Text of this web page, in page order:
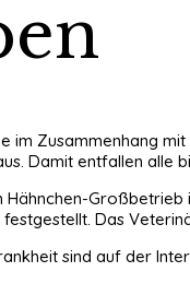
im Zusammenhang
Damit entfallen alle
Hähnchen-
Das
sind auf der